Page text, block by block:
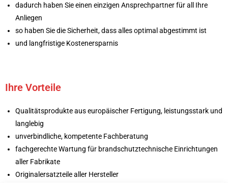
dadurch haben Sie einen einzigen Ansprechpartner für all Ihre
Anliegen
so haben Sie die Sicherheit, dass alles optimal abgestimmt ist
und langfristige Kostenersparnis
Ihre Vorteile
Qualitätsprodukte aus europäischer Fertigung, leistungsstark und
langlebig
unverbindliche, kompetente Fachberatung
fachgerechte Wartung für brandschutztechnische Einrichtungen
aller Fabrikate
Originalersatzteile aller Hersteller